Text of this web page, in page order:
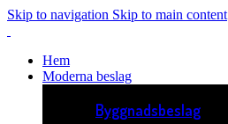
Skip to navigation Skip to main content
Hem
Moderna beslag
Byggnadsbeslag